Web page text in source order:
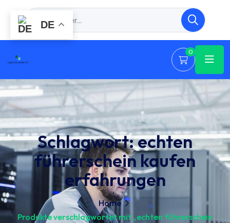
0
Schlagwort:echten
führerschein kaufen
erfahrungen
Home
Produkte verschlagwortet mit „echten führerschein
DE